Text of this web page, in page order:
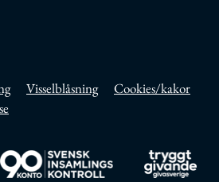
Visselblåsning
Cookies/kakor
Till https://www.insamlingskontroll.se/
Till https://